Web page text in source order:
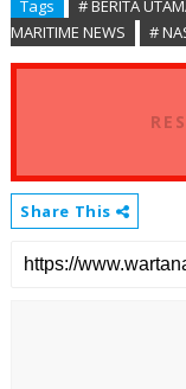
Tags # BERITA
MARITIME NEWS
#
Share This